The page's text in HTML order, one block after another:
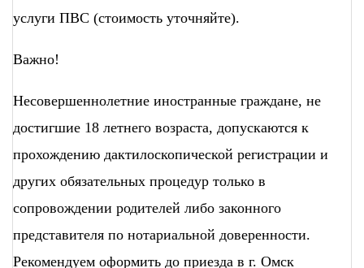
услуги ПВС (стоимость уточняйте).
Важно!
Несовершеннолетние иностранные граждане, не
достигшие 18 летнего возраста, допускаются к
прохождению дактилоскопической регистрации и
других обязательных процедур только в
сопровождении родителей либо законного
представителя по нотариальной доверенности.
Рекомендуем оформить до приезда в г. Омск